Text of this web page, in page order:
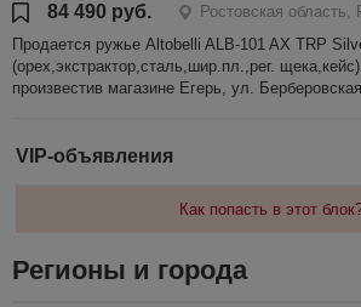
84 490 руб.
Ростовская область,
Продается ружье Altobelli ALB-101 AX TRP
(орех,экстрактор,сталь,шир.пл.,рег.
произвестив магазине Егерь, ул.
VIP-объявления
Как попасть в этот
Регионы и города